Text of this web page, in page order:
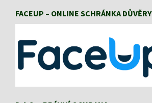
FACEUP – ONLINE SCHRÁNKA DŮVĚRY